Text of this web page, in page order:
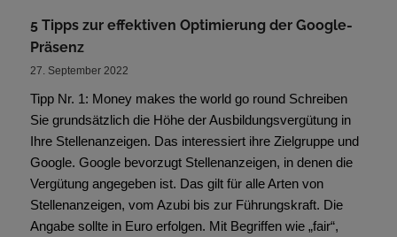
5 Tipps zur effektiven Optimierung der Google-
Präsenz
27. September 2022
Tipp Nr. 1: Money makes the world go round Schreiben
Sie grundsätzlich die Höhe der Ausbildungsvergütung in
Ihre Stellenanzeigen. Das interessiert ihre Zielgruppe und
Google. Google bevorzugt Stellenanzeigen, in denen die
Vergütung angegeben ist. Das gilt für alle Arten von
Stellenanzeigen, vom Azubi bis zur Führungskraft. Die
Angabe sollte in Euro erfolgen. Mit Begriffen wie „fair“,